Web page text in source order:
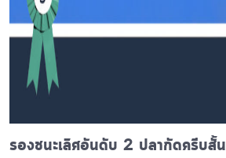
รองชนะเลิศอันดับ 2 ปลากัดครีบสั้น